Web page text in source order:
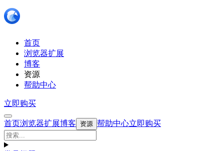
首页
浏览器扩展
博客
资源
帮助中心
立即购买
首页浏览器扩展博客 资源 帮助中心立即购买